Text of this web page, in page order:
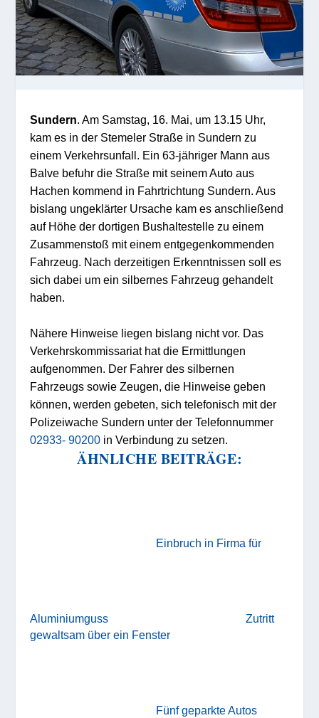
Sundern . Am Samstag, 16. Mai, um 13.15 Uhr,
kam es in der Stemeler Straße in Sundern zu
einem Verkehrsunfall. Ein 63-jähriger Mann aus
Balve befuhr die Straße mit seinem Auto aus
Hachen kommend in Fahrtrichtung Sundern. Aus
bislang ungeklärter Ursache kam es anschließend
auf Höhe der dortigen Bushaltestelle zu einem
Zusammenstoß mit einem entgegenkommenden
Fahrzeug. Nach derzeitigen Erkenntnissen soll es
sich dabei um ein silbernes Fahrzeug gehandelt
haben.
Nähere Hinweise liegen bislang nicht vor. Das
Verkehrskommissariat hat die Ermittlungen
aufgenommen. Der Fahrer des silbernen
Fahrzeugs sowie Zeugen, die Hinweise geben
können, werden gebeten, sich telefonisch mit der
Polizeiwache Sundern unter der Telefonnummer
02933- 90200 in Verbindung zu setzen.
ÄHNLICHE BEITRÄGE:
Einbruch in Firma für
Aluminiumguss
Zutritt
gewaltsam über ein Fenster
Fünf geparkte Autos